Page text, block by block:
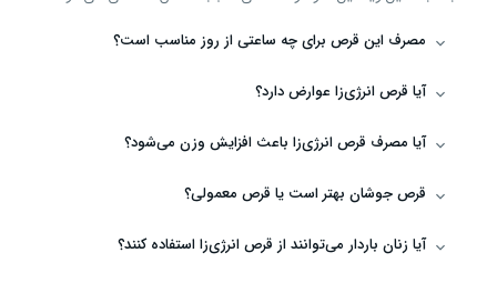
مصرف این قرص برای چه ساعتی از روز مناسب است؟
آیا قرص انرژی‌زا عوارض دارد؟
آیا مصرف قرص انرژی‌زا باعث افزایش وزن می‌شود؟
قرص جوشان بهتر است یا قرص معمولی؟
آیا زنان باردار می‌توانند از قرص انرژی‌زا استفاده کنند؟